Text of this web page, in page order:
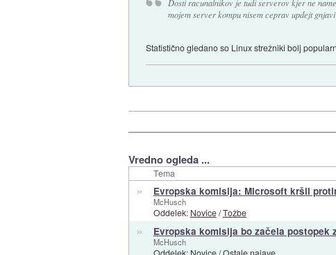
Dosti racunalnikov je tudi serverov kjer ne
mojem server kompu nisem ceprav updejt
Statistično gledano so Linux strežniki bolj
Vredno ogleda ...
Tema
» Evropska komisija: Microsoft kršil
McHusch
Oddelek: Novice/Tožbe
» Evropska komisija bo začela postopek
McHusch
Oddelek: Novice/Ostale najave